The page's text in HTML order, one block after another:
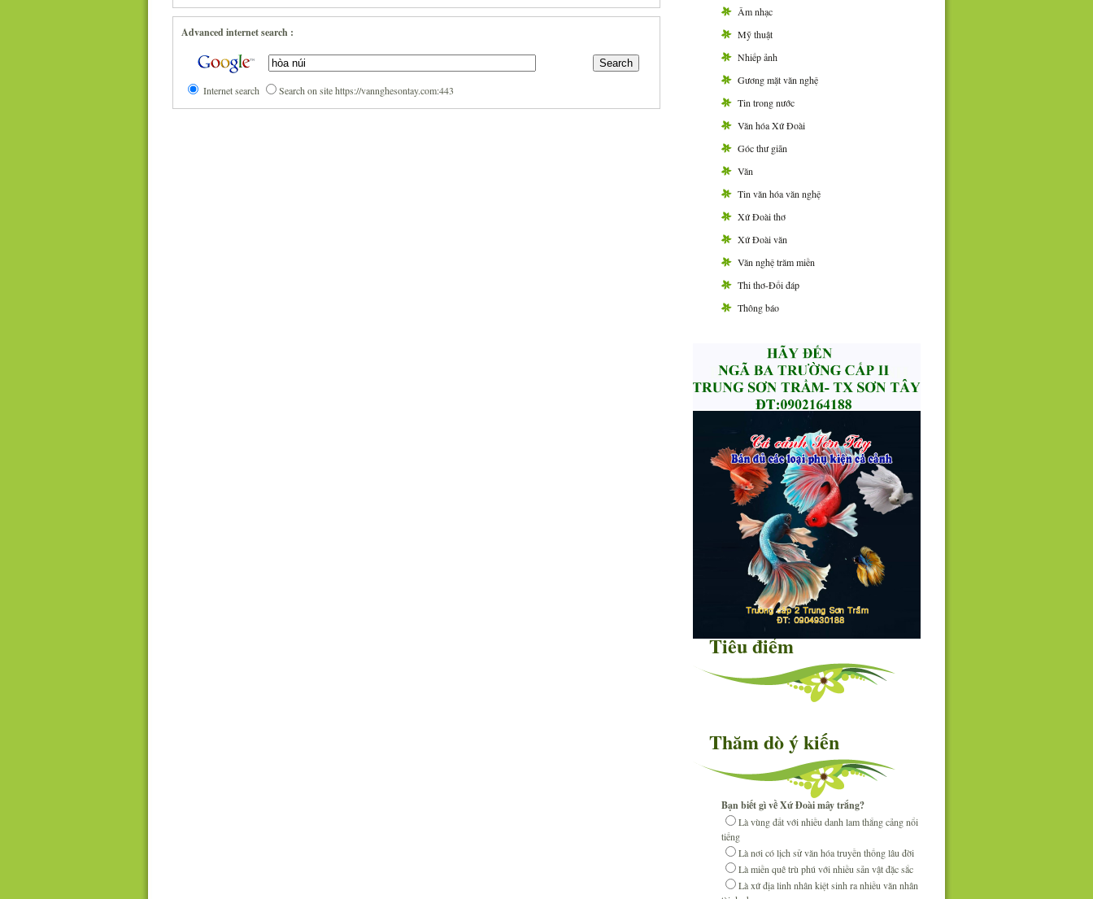
Advanced internet search :
Internet search Search on site https://vannghesontay.com:443
Âm nhạc
Mỹ thuật
Nhiếp ảnh
Gương mặt văn nghệ
Tin trong nước
Văn hóa Xứ Đoài
Góc thư giãn
Văn
Tin văn hóa văn nghệ
Xứ Đoài thơ
Xứ Đoài văn
Văn nghệ trăm miền
Thi thơ-Đối đáp
Thông báo
Tiêu điểm
Thăm dò ý kiến
Bạn biết gì về Xứ Đoài mây trắng?
Là vùng đất với nhiều danh lam thắng cảng nổi
tiếng
Là nơi có lịch sử văn hóa truyền thống lâu đời
Là miền quê trù phú với nhiều sản vật đặc sắc
Là xứ địa linh nhân kiệt sinh ra nhiều văn nhân